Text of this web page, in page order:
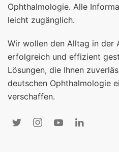
Ophthalmologie. Alle
leicht zugänglich.
Wir wollen den Alltag in der
erfolgreich und effizient
Lösungen, die Ihnen
deutschen Ophthalmologie
verschaffen.